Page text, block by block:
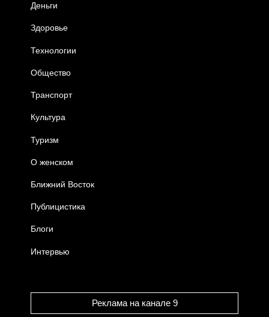
Деньги
Здоровье
Технологии
Общество
Транспорт
Культура
Туризм
О женском
Ближний Восток
Публицистика
Блоги
Интервью
Реклама на канале 9